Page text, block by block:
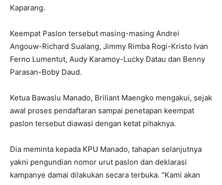
Kaparang.
Keempat Paslon tersebut masing-masing Andrei
Angouw-Richard Sualang, Jimmy Rimba Rogi-Kristo Ivan
Ferno Lumentut, Audy Karamoy-Lucky Datau dan Benny
Parasan-Boby Daud.
Ketua Bawaslu Manado, Briliant Maengko mengakui, sejak
awal proses pendaftaran sampai penetapan keempat
paslon tersebut diawasi dengan ketat pihaknya.
Dia meminta kepada KPU Manado, tahapan selanjutnya
yakni pengundian nomor urut paslon dan deklarasi
kampanye damai dilakukan secara terbuka. “Kami akan